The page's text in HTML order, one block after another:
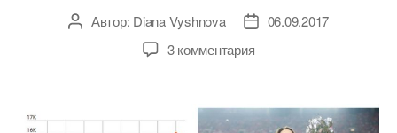
АвторАвтор: Diana Vyshnova
Дата06.09.2017
3 комментарияк
кейсов